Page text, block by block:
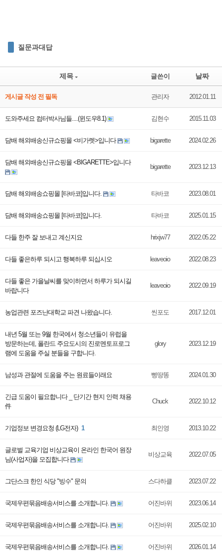
질문과대답
제목 글쓴이 날짜
게시글 작성 전 필독 관리자 2012.01.11
도와주세요 컴터박사님들....(윈도우8.1) 김현수 2015.11.03
담배 해외배송신규쇼핑몰 <비가렛>입니다 bigarette 2024.02.26
담배 해외배송신규쇼핑몰 <BIGARETTE>입니다
bigarette 2023.12.13
담배 해외배송쇼핑몰 [타바코]입니다. 타바코 2023.08.01
담배 해외배송쇼핑몰 [타바코]입니다. 타바코 2025.01.15
다들 한주 잘 보내고 계신지요 hrixjw77 2022.05.22
다들 좋은하루 되시고 행복하루 되십시오 leaveoio 2022.08.23
다들 좋은 가을날씨를 맞이하면서 하루가 되시길
바랍니다
leaveoio 2022.09.19
농업관련 포즈난대학교 파견 나왔습니다. 씬포도 2017.12.01
내년 5월 또는 9월 한국에서 청소년들이 유럽을
방문하는데, 폴란드 주요도시의 진로멘토프로그
램에 도움을 주실 분들을 구합니다.
glory 2023.12.19
남성과 관절에 도움을 주는 원료들이래요 삥땅똥 2024.01.30
긴급 도움이 필요합니다 _ 단기간 현지 인력 채용
件
Chuck 2022.10.12
기업정보 변경요청 (LG전자) 1 최인영 2013.10.22
글로벌 교육기업 비상교육이 온라인 한국어 원장
님(사업자)을 모집합니다
비상교육 2022.07.05
그단스크 한인 식당 "빙수" 문의 스다하클 2023.07.22
국제우편묶음배송서비스를 소개합니다. 어진바위 2023.06.14
국제우편묶음배송서비스를 소개합니다. 어진바위 2025.02.10
국제우편묶음배송서비스를 소개합니다. 어진바위 2026.01.14